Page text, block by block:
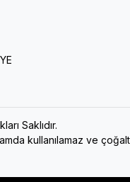
Saklıdır.
kullanılamaz ve